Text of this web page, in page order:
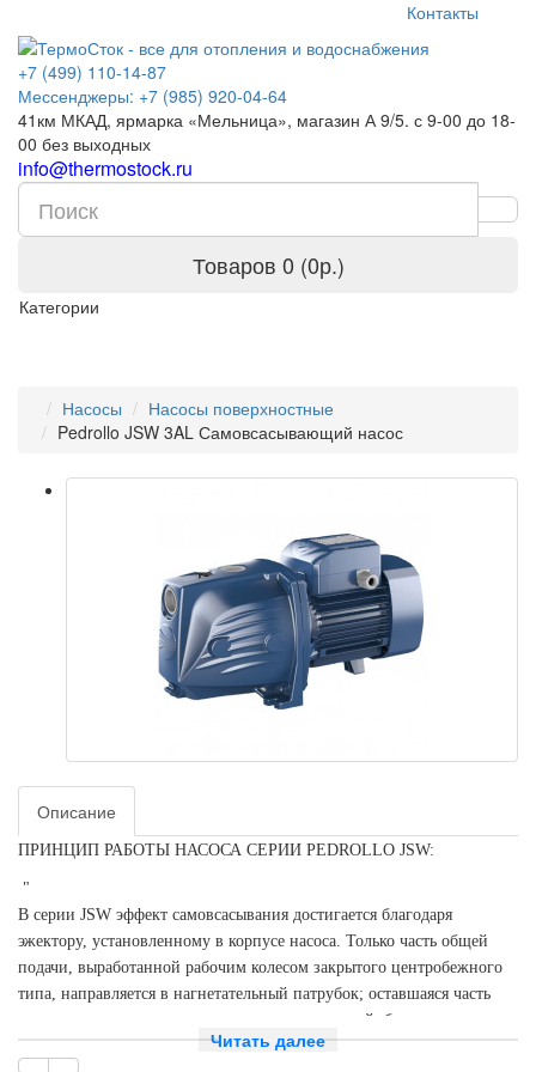
Контакты
+7 (499) 110-14-87
Мессенджеры: +7 (985) 920-04-64
41км МКАД, ярмарка «Мельница», магазин А 9/5. с 9-00 до 18-
00 без выходных
info@thermostock.ru
Товаров 0 (0р.)
Категории
Насосы
Насосы поверхностные
Pedrollo JSW 3AL Самовсасывающий насос
Описание
ПРИНЦИП РАБОТЫ НАСОСА СЕРИИ PEDROLLO JSW:
"
В серии JSW эффект самовсасывания достигается благодаря
эжектору, установленному в корпусе насоса. Только часть общей
подачи, выработанной рабочим колесом закрытого центробежного
типа, направляется в нагнетательный патрубок; оставшаяся часть
рециркулируется посредством эжектора, который, будучи соединен с
камерой всасывания, создает в ней разрежение, необходимое для
Читать далее